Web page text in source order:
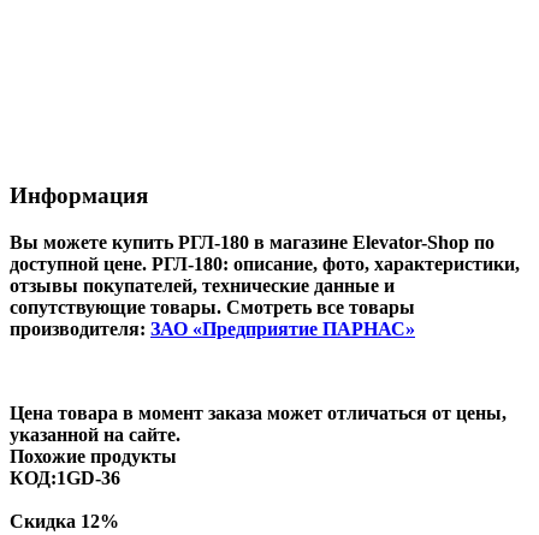
Информация
Вы можете купить РГЛ-180 в магазине Elevator-Shop по
доступной цене. РГЛ-180: описание, фото, характеристики,
отзывы покупателей, технические данные и
сопутствующие товары. Смотреть все товары
производителя: ЗАО «Предприятие ПАРНАС»
Цена товара в момент заказа может отличаться от цены,
указанной на сайте.
Похожие продукты
КОД:1GD-36
Скидка 12%